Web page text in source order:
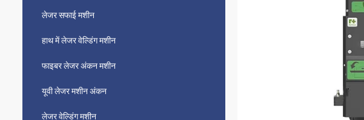
लेजर सफाई मशीन
हाथ में लेजर वेल्डिंग मशीन
फाइबर लेजर अंकन मशीन
यूवी लेजर मशीन अंकन
लेजर वेल्डिंग मशीन